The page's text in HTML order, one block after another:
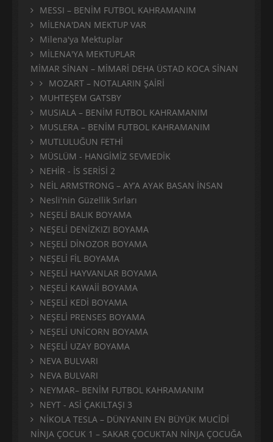
MESSI – BENİM FUTBOL KAHRAMANIM
MİLENA'DAN MEKTUP VAR
Milena'ya Mektuplar
MİLENA'YA MEKTUPLAR
MİMAR SİNAN – MİMARİ DEHA ÜSTAD KOCA SİNAN
MOZART – NOTALARIN ŞAİRİ
MUHTEŞEM GATSBY
MUSIALA – BENİM FUTBOL KAHRAMANIM
MUSLERA – BENİM FUTBOL KAHRAMANIM
MUTLULUĞUN FETHİ
MÜSLÜM - HANGİMİZ SEVMEDİK
NEHİR - İS SERİSİ 2
NEİL ARMSTRONG – AY’A AYAK BASAN İNSAN
Nesli'nin Güzellik Sırları
NEŞELİ BALIK BOYAMA
NEŞELİ DENİZKIZI BOYAMA
NEŞELİ DİNOZOR BOYAMA
NEŞELİ FİL BOYAMA
NEŞELİ HAYVANLAR BOYAMA
NEŞELİ KAWAİİ BOYAMA
NEŞELİ KEDİ BOYAMA
NEŞELİ PRENSES BOYAMA
NEŞELİ UNİCORN BOYAMA
NEŞELİ UZAY BOYAMA
NEVA BULVARI
NEVA BULVARI
NEYMAR– BENİM FUTBOL KAHRAMANIM
NEYT - ASİ ÇAKILTAŞI 3
NİKOLA TESLA – DÜNYANIN EN BÜYÜK MUCİDİ
NİNJA ÇOCUK 1 – SAKAR ÇOCUKTAN NİNJA ÇOCUĞA